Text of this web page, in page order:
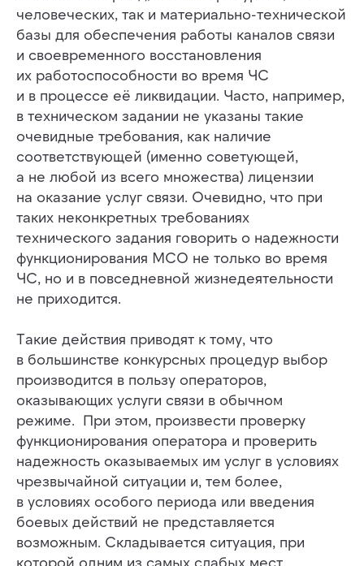
человеческих, так и материально-технической
базы для обеспечения работы каналов связи
и своевременного восстановления
их работоспособности во время ЧС
и в процессе её ликвидации. Часто, например,
в техническом задании не указаны такие
очевидные требования, как наличие
соответствующей (именно советующей,
а не любой из всего множества) лицензии
на оказание услуг связи. Очевидно, что при
таких неконкретных требованиях
технического задания говорить о надежности
функционирования МСО не только во время
ЧС, но и в повседневной жизнедеятельности
не приходится.
Такие действия приводят к тому, что
в большинстве конкурсных процедур выбор
производится в пользу операторов,
оказывающих услуги связи в обычном
режиме. При этом, произвести проверку
функционирования оператора и проверить
надежность оказываемых им услуг в условиях
чрезвычайной ситуации и, тем более,
в условиях особого периода или введения
боевых действий не представляется
возможным. Складывается ситуация, при
которой одним из самых слабых мест